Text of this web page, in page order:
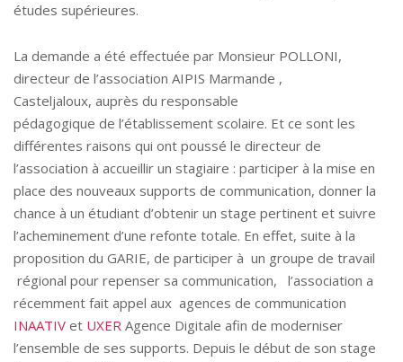
études supérieures.
La demande a été effectuée par Monsieur POLLONI,
directeur de l’association AIPIS Marmande ,
Casteljaloux, auprès du responsable
pédagogique de l’établissement scolaire. Et ce sont les
différentes raisons qui ont poussé le directeur de
l’association à accueillir un stagiaire : participer à la mise en
place des nouveaux supports de communication, donner la
chance à un étudiant d’obtenir un stage pertinent et suivre
l’acheminement d’une refonte totale. En effet, suite à la
proposition du GARIE, de participer à un groupe de travail
régional pour repenser sa communication, l’association a
récemment fait appel aux agences de communication
INAATIV et UXER Agence Digitale afin de moderniser
l’ensemble de ses supports. Depuis le début de son stage